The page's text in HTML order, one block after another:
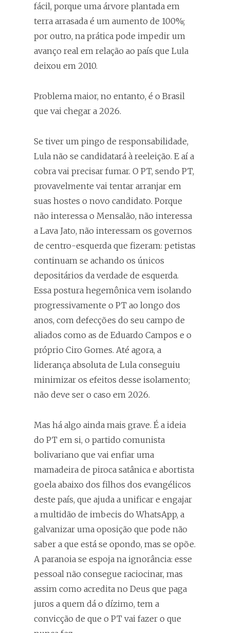
fácil, porque uma árvore plantada em
terra arrasada é um aumento de 100%;
por outro, na prática pode impedir um
avanço real em relação ao país que Lula
deixou em 2010.
Problema maior, no entanto, é o Brasil
que vai chegar a 2026.
Se tiver um pingo de responsabilidade,
Lula não se candidatará à reeleição. E aí a
cobra vai precisar fumar. O PT, sendo PT,
provavelmente vai tentar arranjar em
suas hostes o novo candidato. Porque
não interessa o Mensalão, não interessa
a Lava Jato, não interessam os governos
de centro-esquerda que fizeram: petistas
continuam se achando os únicos
depositários da verdade de esquerda.
Essa postura hegemônica vem isolando
progressivamente o PT ao longo dos
anos, com defecções do seu campo de
aliados como as de Eduardo Campos e o
próprio Ciro Gomes. Até agora, a
liderança absoluta de Lula conseguiu
minimizar os efeitos desse isolamento;
não deve ser o caso em 2026.
Mas há algo ainda mais grave. É a ideia
do PT em si, o partido comunista
bolivariano que vai enfiar uma
mamadeira de piroca satânica e abortista
goela abaixo dos filhos dos evangélicos
deste país, que ajuda a unificar e engajar
a multidão de imbecis do WhatsApp, a
galvanizar uma oposição que pode não
saber a que está se opondo, mas se opõe.
A paranoia se espoja na ignorância: esse
pessoal não consegue raciocinar, mas
assim como acredita no Deus que paga
juros a quem dá o dízimo, tem a
convicção de que o PT vai fazer o que